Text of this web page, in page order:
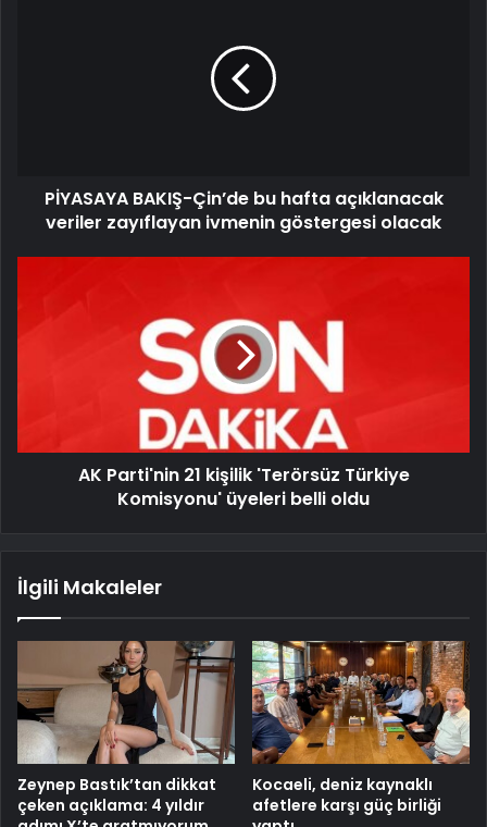
PİYASAYA BAKIŞ-Çin’de bu hafta açıklanacak
veriler zayıflayan ivmenin göstergesi olacak
AK Parti'nin 21 kişilik 'Terörsüz Türkiye
Komisyonu' üyeleri belli oldu
İlgili Makaleler
Zeynep Bastık’tan dikkat
çeken açıklama: 4 yıldır
Kocaeli, deniz kaynaklı
afetlere karşı güç birliği